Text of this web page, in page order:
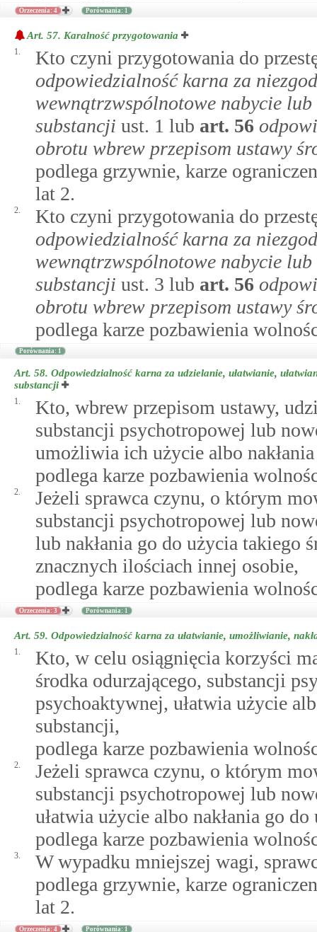
Orzeczenia: 4 Porównania: 1
Art. 57. Karalność przygotowania
1.
Kto czyni przygotowania do
odpowiedzialność karna za
wewnątrzwspólnotowe nabycie
substancji ust. 1 lub art. 56
obrotu wbrew przepisom ustawy
podlega grzywnie, karze
lat 2.
2.
Kto czyni przygotowania do
odpowiedzialność karna za
wewnątrzwspólnotowe nabycie
substancji ust. 3 lub art. 56
obrotu wbrew przepisom ustawy
podlega karze pozbawienia
Porównania: 1
Art. 58. Odpowiedzialność karna za udzielanie, ułatwianie,
substancji
1.
Kto, wbrew przepisom ustawy,
substancji psychotropowej lub
umożliwia ich użycie albo
podlega karze pozbawienia
2.
Jeżeli sprawca czynu, o którym
substancji psychotropowej lub
lub nakłania go do użycia takiego
znacznych ilościach innej osobie,
podlega karze pozbawienia
Orzeczenia: 3 Porównania: 1
Art. 59. Odpowiedzialność karna za ułatwianie, umożliwianie,
1.
Kto, w celu osiągnięcia korzyści
środka odurzającego, substancji
psychoaktywnej, ułatwia użycie
substancji,
podlega karze pozbawienia
2.
Jeżeli sprawca czynu, o którym
substancji psychotropowej lub
ułatwia użycie albo nakłania go
podlega karze pozbawienia
3.
W wypadku mniejszej wagi,
podlega grzywnie, karze
lat 2.
Orzeczenia: 4 Porównania: 1